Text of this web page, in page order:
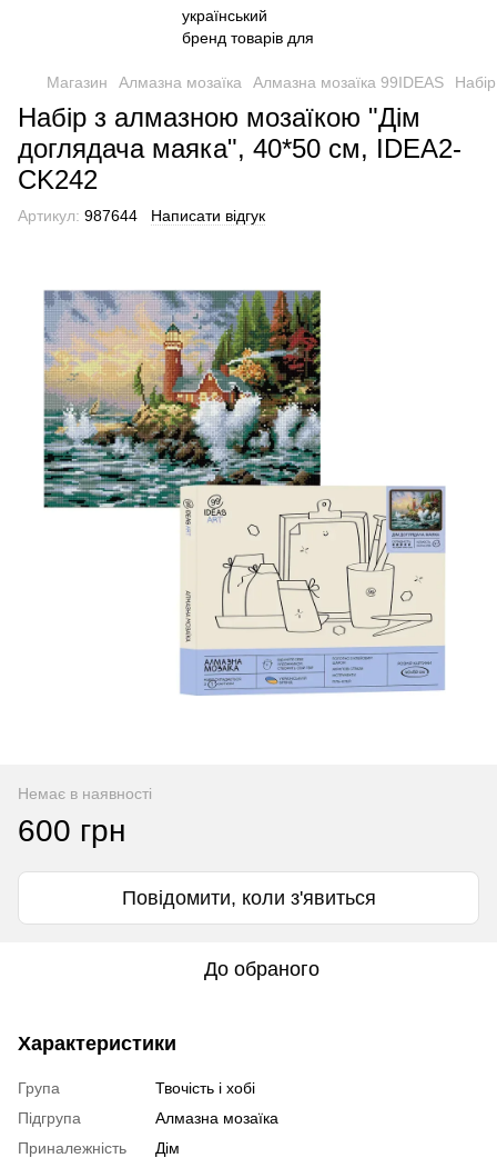
Магазин Алмазна мозаїка Алмазна мозаїка 99IDEAS
Набір з алмазною мозаїкою "Дім
доглядача маяка", 40*50 см, IDEA2-
CK242
Артикул: 987644 Написати відгук
Немає в наявності
600 грн
Повідомити, коли з'явиться
До обраного
Характеристики
Група
Твочість і хобі
Підгрупа
Алмазна мозаїка
Приналежність
Дім